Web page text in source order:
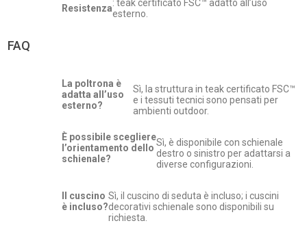
Resistenza: teak certificato FSC™ adatto all’uso
esterno.
FAQ
La poltrona è
adatta all’uso
esterno?
Sì, la struttura in teak certificato FSC™
e i tessuti tecnici sono pensati per
ambienti outdoor.
È possibile scegliere
l’orientamento dello
schienale?
Sì, è disponibile con schienale
destro o sinistro per adattarsi a
diverse configurazioni.
Il cuscino
è incluso?
Sì, il cuscino di seduta è incluso; i cuscini
decorativi schienale sono disponibili su
richiesta.